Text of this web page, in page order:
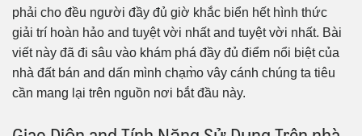
phải cho đều người đầy đủ giờ khắc biển hết hình thức
giải trí hoàn hảo and tuyệt vời nhất and tuyệt vời nhất. Bài
viết này đã đi sâu vào khám phá đầy đủ điểm nổi biệt của
nhà đất bán and dấn mình chạm̀o vây cánh chúng ta tiêu
cần mang lại trên nguồn nơi bắt đầu này.